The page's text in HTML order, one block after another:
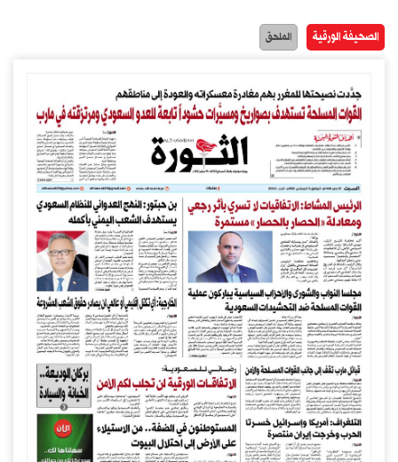
الصحيفة الورقية الملحق